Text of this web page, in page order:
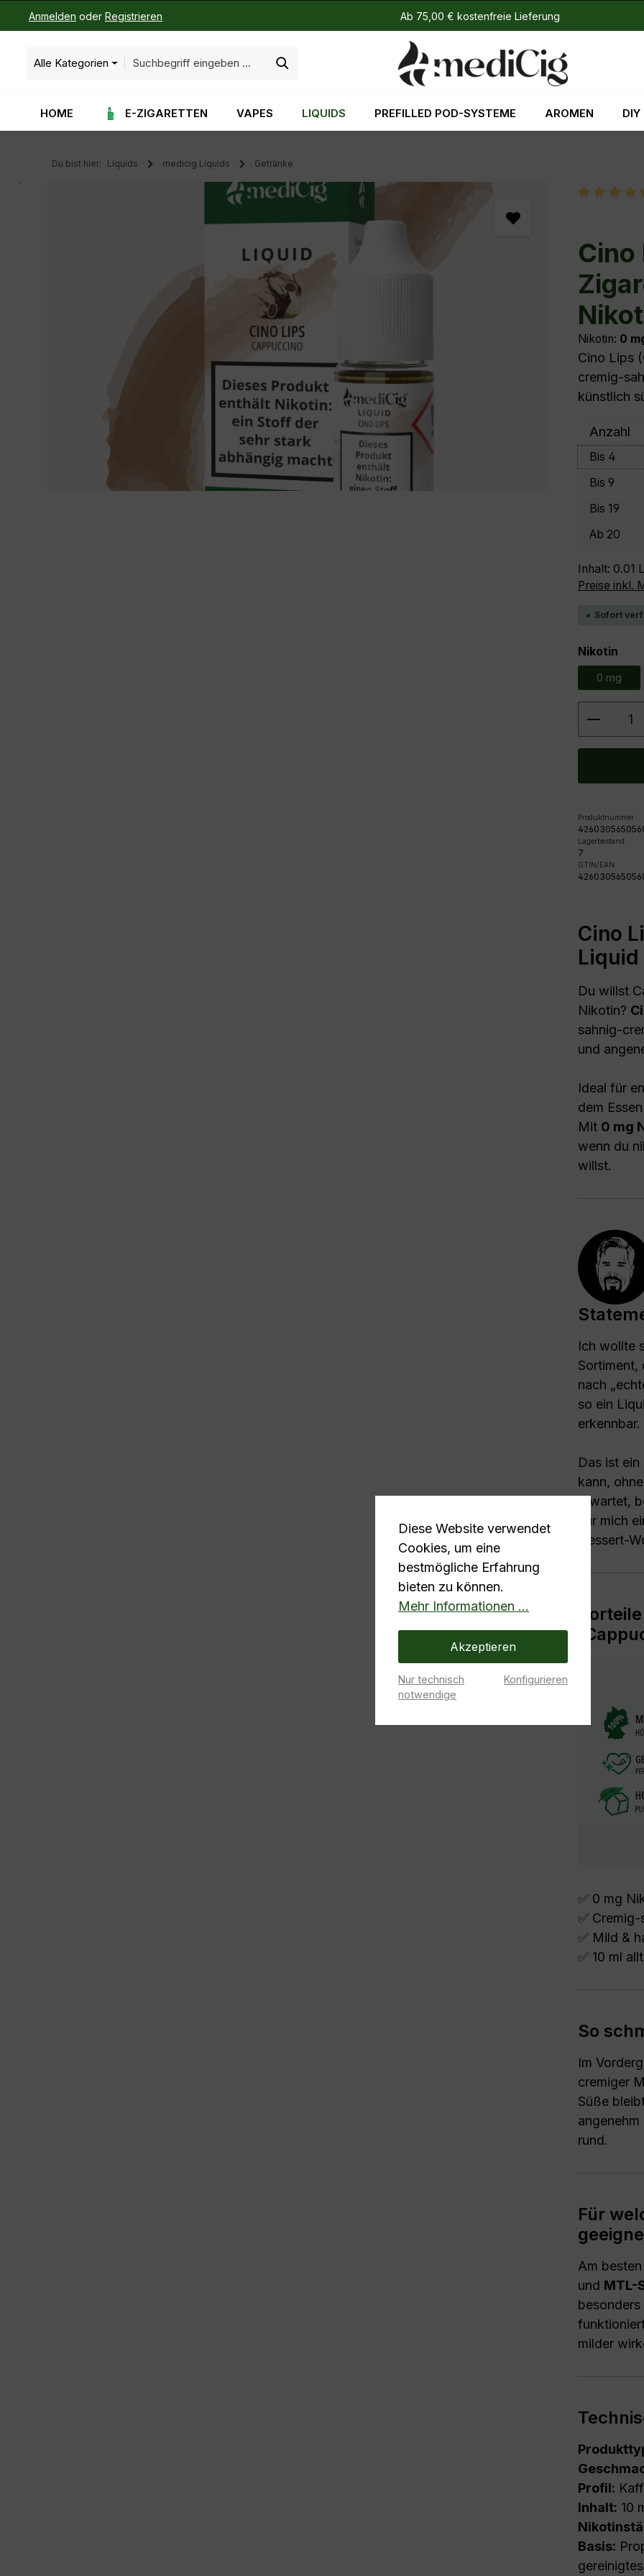
Hauptinhalt springen
Zur Suche springen
Zur Hauptnavigation springen
Anmelden oder Registrieren Ab 75,00 € kostenfreie Lieferung
Alle Kategorien
HOME E-ZIGARETTEN VAPES LIQUIDS PREFILLED POD-SYSTEME AROMEN DIY
Du bist hier: Liquids medicig Liquids Getränke
Cino
Nikotin: 0
Cino Lips
cremig-
künstlich
Anzahl
Bis 4
Bis 9
Bis 19
Ab 20
Inhalt: 0.01
Preise inkl.
Sofort
Nikotin
0 mg
Produktnummer:
Lagerbestand:
7
GTIN/EAN:
Cino
Du willst
Nikotin?
sahnig-
und
Ideal für
dem
Mit 0 mg
wenn du
willst.
Ich wollte
Sortiment,
nach
so ein
erkennbar.
Das ist
kann,
erwartet,
Für mich
Dessert-
✅ 0 mg
✅
✅ Mild &
✅ 10 ml
So
Im
cremiger
Süße
rund.
Für
Am
und MTL-
milder
Profil:
Inhalt: 10
Basis:
Diese Website verwendet
Cookies, um eine
bestmögliche Erfahrung
bieten zu können.
Mehr Informationen ...
Akzeptieren
Nur technisch
notwendige
Konfigurieren